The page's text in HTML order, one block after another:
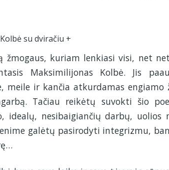
žmogaus, kuriam lenkiasi visi, net
Maksimilijonas Kolbė. Jis
meile ir kančia atkurdamas
Tačiau reikėtų suvokti šio
idealų, nesibaigiančių darbų, uolios
galėtų pasirodyti integrizmu,